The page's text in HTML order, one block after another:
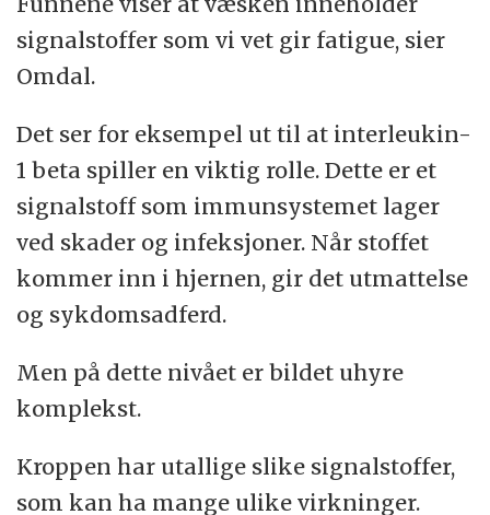
signalstoffer som vi vet gir fatigue, sier
Omdal.
Det ser for eksempel ut til at interleukin-
1 beta spiller en viktig rolle. Dette er et
signalstoff som immunsystemet lager
ved skader og infeksjoner. Når stoffet
kommer inn i hjernen, gir det utmattelse
og sykdomsadferd.
Men på dette nivået er bildet uhyre
komplekst.
Kroppen har utallige slike signalstoffer,
som kan ha mange ulike virkninger.